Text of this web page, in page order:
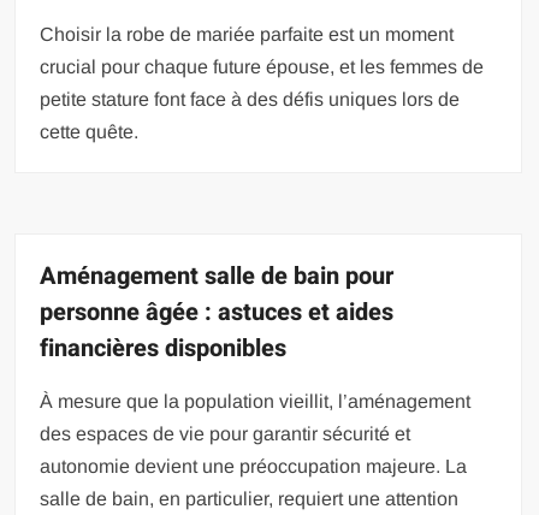
Choisir la robe de mariée parfaite est un moment
crucial pour chaque future épouse, et les femmes de
petite stature font face à des défis uniques lors de
cette quête.
Aménagement salle de bain pour
personne âgée : astuces et aides
financières disponibles
À mesure que la population vieillit, l’aménagement
des espaces de vie pour garantir sécurité et
autonomie devient une préoccupation majeure. La
salle de bain, en particulier, requiert une attention